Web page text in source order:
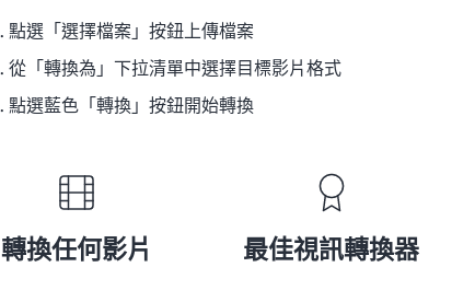
點選「選擇檔案」按鈕上傳檔案
從「轉換為」下拉清單中選擇目標影片格式
點選藍色「轉換」按鈕開始轉換
轉換任何影片 最佳視訊轉換器